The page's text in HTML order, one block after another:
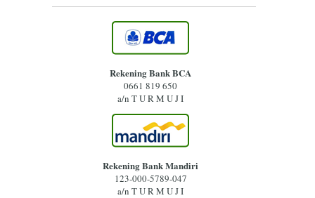
Rekening Bank BCA
0661 819 650
a/n T U R M U J I
Rekening Bank Mandiri
123-000-5789-047
a/n T U R M U J I